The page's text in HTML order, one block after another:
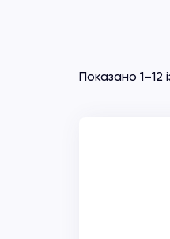
Показано 1–12